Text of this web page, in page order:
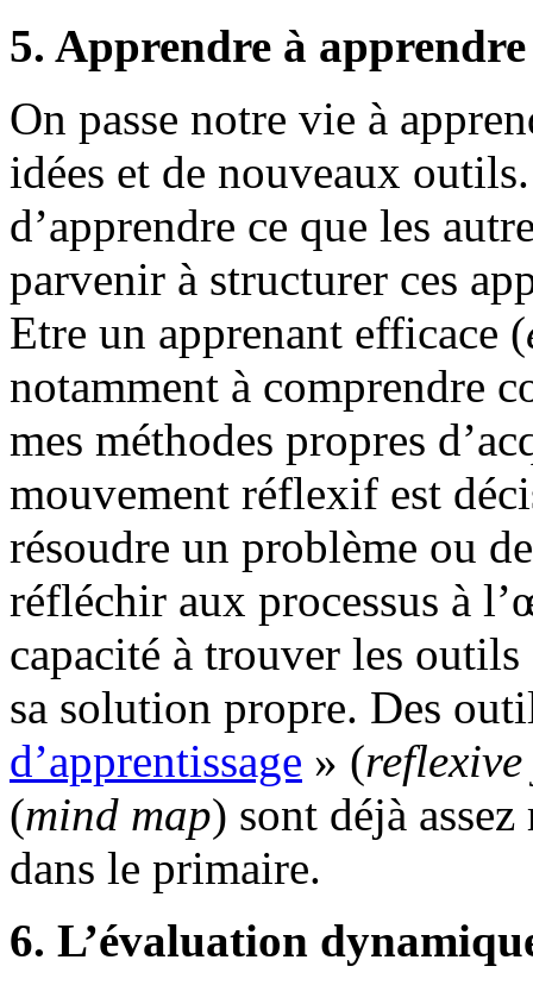
5. Apprendre à apprendre
On passe notre vie à
idées et de nouveaux
d’apprendre ce que les
parvenir à structurer ces
Etre un apprenant efficace (
notamment à comprendre
mes méthodes propres
mouvement réflexif est
résoudre un problème ou
réfléchir aux processus à
capacité à trouver les
sa solution propre. Des
d’apprentissage » (
(mind map) sont déjà
dans le primaire.
6. L’évaluation